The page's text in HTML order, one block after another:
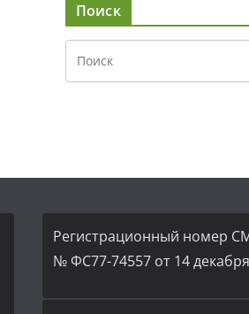
Поиск
Регистрационный номер
№ ФС77-74557 от 14